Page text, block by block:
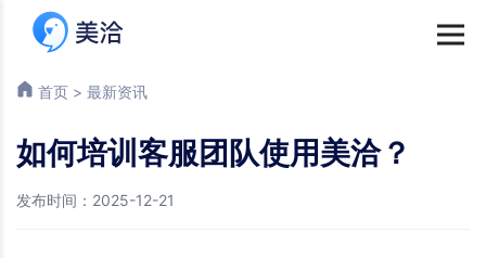
首页 > 最新资讯
如何培训客服团队使用美洽？
发布时间：2025-12-21